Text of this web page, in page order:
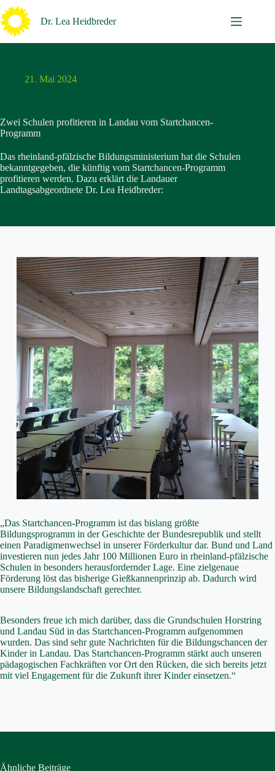
Zum
Inhalt
springen
Dr. Lea Heidbreder
21. Mai 2024
Zwei Schulen profitieren in Landau vom Startchancen-
Programm
Das rheinland-pfälzische Bildungsministerium hat die Schulen
bekanntgegeben, die künftig vom Startchancen-Programm
profitieren werden. Dazu erklärt die Landauer
Landtagsabgeordnete Dr. Lea Heidbreder:
„Das Startchancen-Programm ist das bislang größte
Bildungsprogramm in der Geschichte der Bundesrepublik und stellt
einen Paradigmenwechsel in unserer Förderkultur dar. Bund und Land
investieren nun jedes Jahr 100 Millionen Euro in rheinland-pfälzische
Schulen in besonders herausfordernder Lage. Eine zielgenaue
Förderung löst das bisherige Gießkannenprinzip ab. Dadurch wird
unsere Bildungslandschaft gerechter.
Besonders freue ich mich darüber, dass die Grundschulen Horstring
und Landau Süd in das Startchancen-Programm aufgenommen
wurden. Das sind sehr gute Nachrichten für die Bildungschancen der
Kinder in Landau. Das Startchancen-Programm stärkt auch unseren
pädagogischen Fachkräften vor Ort den Rücken, die sich bereits jetzt
mit viel Engagement für die Zukunft ihrer Kinder einsetzen.“
Ähnliche Beiträge